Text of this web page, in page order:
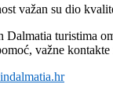
važan su dio
Dalmatia turistima
važne